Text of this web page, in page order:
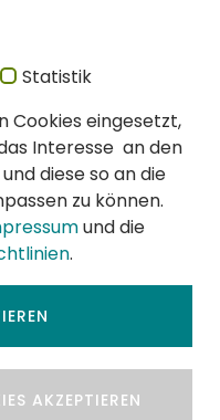
unserer
Priorität:
(PDF)
(PDF)
Statistik
Cookies eingesetzt,
Interesse an den
diese so an die
zu können.
und die
.
AKZEPTIEREN